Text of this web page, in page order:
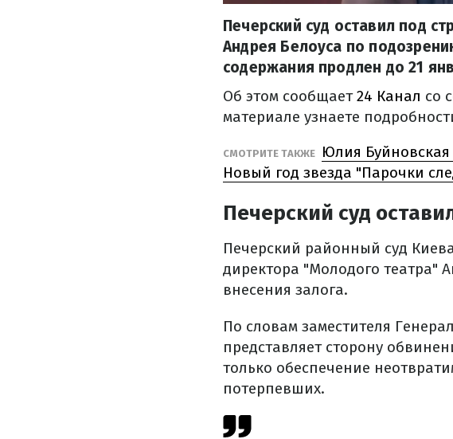
Печерский суд оставил под
Андрея Белоуса по
содержания продлен до 21
Об этом сообщает24 Канал со
материале узнаете
СМОТРИТЕ ТАКЖЕ
Юлия Буйновская
Новый год звезда "Парочки
Печерский суд
Печерский районный суд
директора "Молодого театра"
внесения залога.
По словам заместителя
представляет сторону
только обеспечение
потерпевших.